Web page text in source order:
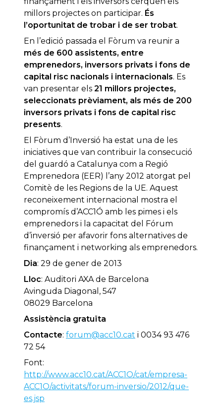
millors projectes on participar. És
l’oportunitat de trobar i de ser trobat.
En l’edició passada el Fòrum va reunir a
més de 600 assistents, entre
emprenedors, inversors privats i fons de
capital risc nacionals i internacionals. Es
van presentar els 21 millors projectes,
seleccionats prèviament, als més de 200
inversors privats i fons de capital risc
presents.
El Fòrum d’Inversió ha estat una de les
iniciatives que van contribuir la consecució
del guardó a Catalunya com a Regió
Emprenedora (EER) l’any 2012 atorgat pel
Comitè de les Regions de la UE. Aquest
reconeixement internacional mostra el
compromís d’ACC1Ó amb les pimes i els
emprenedors i la capacitat del Fórum
d’inversió per afavorir fons alternatives de
finançament i networking als emprenedors.
Dia: 29 de gener de 2013
Lloc: Auditori AXA de Barcelona
Avinguda Diagonal, 547
08029 Barcelona
Assistència gratuïta
Contacte: forum@acc10.cat i 0034 93 476
72 54
Font:
http://www.acc10.cat/ACC1O/cat/empresa-
ACC1O/activitats/forum-inversio/2012/que-
es.jsp